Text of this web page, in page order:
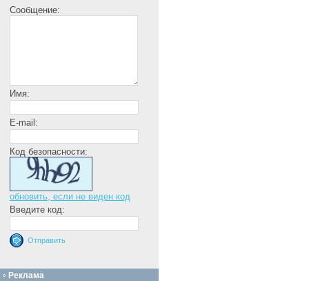
Сообщение:
Имя:
E-mail:
Код безопасности:
обновить, если не виден код
Введите код:
Реклама